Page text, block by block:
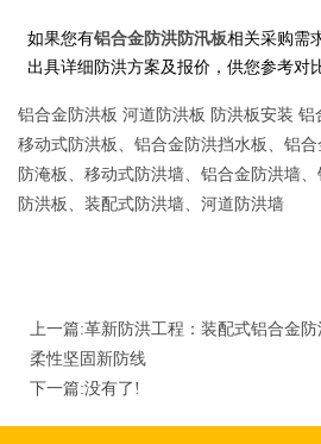
如果您有铝合金防洪防汛板相关采购需
出具详细防洪方案及报价，供您参考对
铝合金防洪板 河道防洪板 防洪板安装 铝
移动式防洪板、铝合金防洪挡水板、铝合
防淹板、移动式防洪墙、铝合金防洪墙
防洪板、装配式防洪墙、河道防洪墙
上一篇:革新防洪工程：装配式铝合金
柔性坚固新防线
下一篇:没有了!